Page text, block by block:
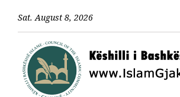
Sat. August 8, 2026